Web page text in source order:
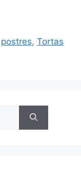
postres,Tortas